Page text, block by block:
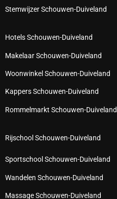
Stemwijzer Schouwen-Duiveland
Hotels Schouwen-Duiveland
Makelaar Schouwen-Duiveland
Woonwinkel Schouwen-Duiveland
Kappers Schouwen-Duiveland
Rommelmarkt Schouwen-Duiveland
Rijschool Schouwen-Duiveland
Sportschool Schouwen-Duiveland
Wandelen Schouwen-Duiveland
Massage Schouwen-Duiveland